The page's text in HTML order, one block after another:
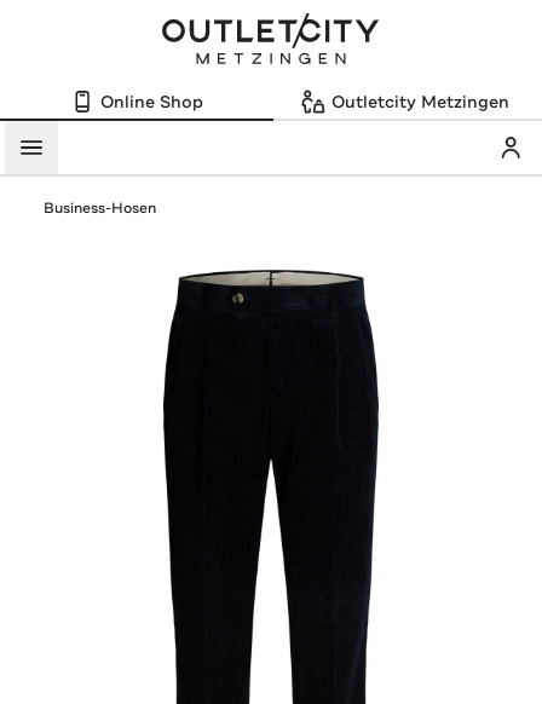
Online Shop Outletcity Metzingen
Menü
Business-Hosen